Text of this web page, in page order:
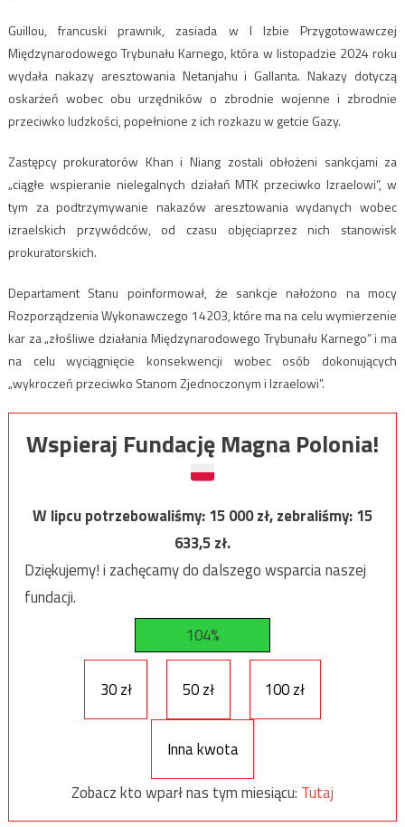
Guillou, francuski prawnik, zasiada w I Izbie Przygotowawczej
Międzynarodowego Trybunału Karnego, która w listopadzie 2024 roku
wydała nakazy aresztowania Netanjahu i Gallanta. Nakazy dotyczą
oskarżeń wobec obu urzędników o zbrodnie wojenne i zbrodnie
przeciwko ludzkości, popełnione z ich rozkazu w getcie Gazy.
Zastępcy prokuratorów Khan i Niang zostali obłożeni sankcjami za
„ciągłe wspieranie nielegalnych działań MTK przeciwko Izraelowi”, w
tym za podtrzymywanie nakazów aresztowania wydanych wobec
izraelskich przywódców, od czasu objęciaprzez nich stanowisk
prokuratorskich.
Departament Stanu poinformował, że sankcje nałożono na mocy
Rozporządzenia Wykonawczego 14203, które ma na celu wymierzenie
kar za „złośliwe działania Międzynarodowego Trybunału Karnego” i ma
na celu wyciągnięcie konsekwencji wobec osób dokonujących
„wykroczeń przeciwko Stanom Zjednoczonym i Izraelowi”.
Wspieraj Fundację Magna Polonia!
W lipcu potrzebowaliśmy:15 000zł, zebraliśmy:15
633,5zł.
Dziękujemy! i zachęcamy do dalszego wsparcia naszej
fundacji.
104%
30 zł 50 zł 100 zł
Inna kwota
Zobacz kto wparł nas tym miesiącu: Tutaj